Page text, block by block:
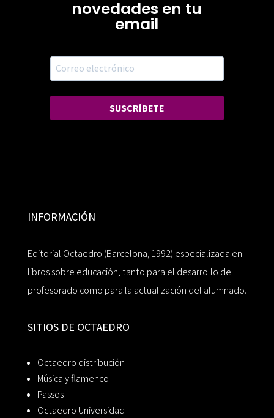
novedades en tu
email
SUSCRÍBETE
INFORMACIÓN
Editorial Octaedro (Barcelona, 1992) especializada en
libros sobre educación, tanto para el desarrollo del
profesorado como para la actualización del alumnado.
SITIOS DE OCTAEDRO
Octaedro distribución
Música y flamenco
Passos
Octaedro Universidad